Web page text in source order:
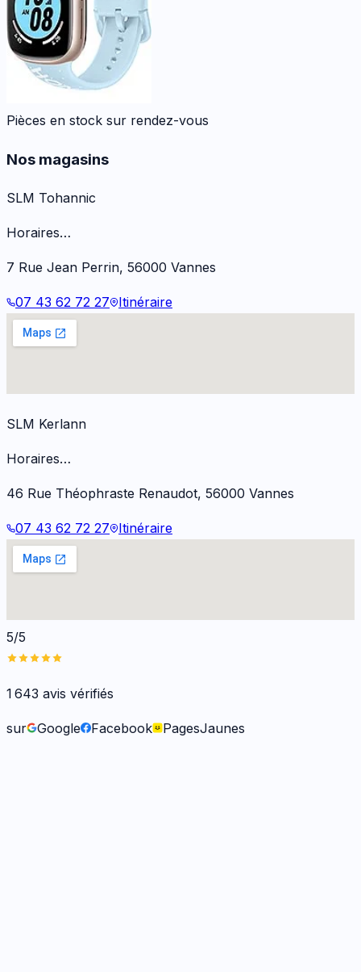
Pièces en stock sur rendez-vous
Nos magasins
SLM Tohannic
Horaires…
7 Rue Jean Perrin, 56000 Vannes
07 43 62 72 27 Itinéraire
SLM Kerlann
Horaires…
46 Rue Théophraste Renaudot, 56000 Vannes
07 43 62 72 27 Itinéraire
5/5
1 643 avis vérifiés
sur Google Facebook PagesJaunes